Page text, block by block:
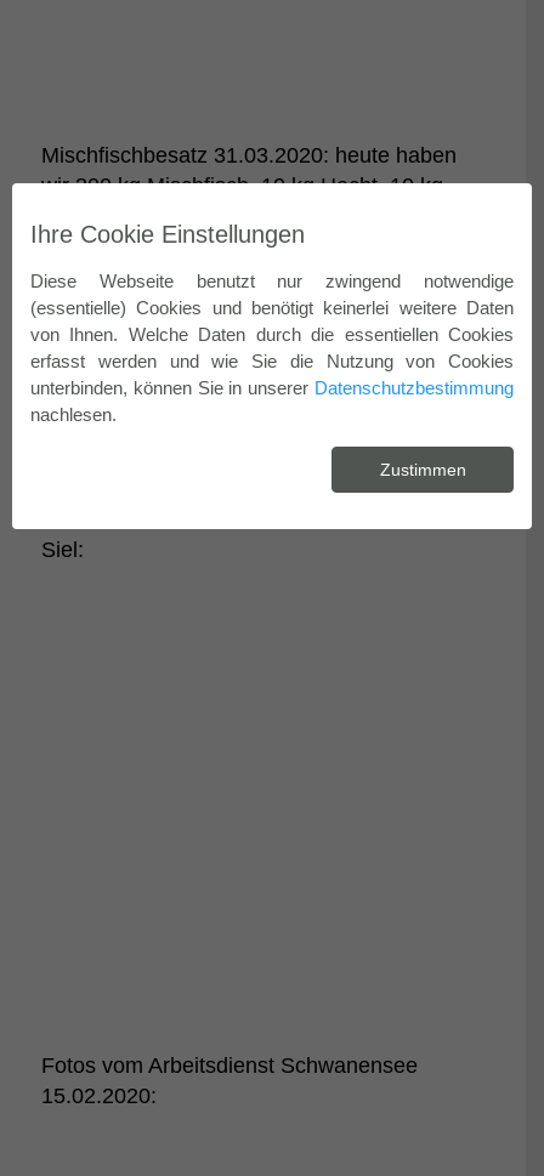
Mischfischbesatz 31.03.2020: heute haben
wir 300 kg Mischfisch, 10 kg Hecht, 10 kg
See gesetzt.
Siel:
Fotos vom Arbeitsdienst Schwanensee
15.02.2020:
Ihre Cookie Einstellungen
Diese Webseite benutzt nur zwingend notwendige
(essentielle) Cookies und benötigt keinerlei weitere Daten
von Ihnen. Welche Daten durch die essentiellen Cookies
erfasst werden und wie Sie die Nutzung von Cookies
unterbinden, können Sie in unserer Datenschutzbestimmung
nachlesen.
Zustimmen